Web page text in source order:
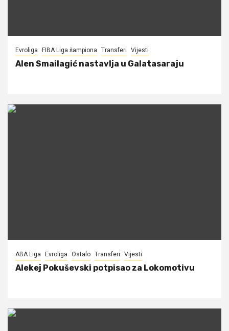
Evroliga FIBA Liga šampiona Transferi Vijesti
Alen Smailagić nastavlja u Galatasaraju
ABA Liga Evroliga Ostalo Transferi Vijesti
Alekej Pokuševski potpisao za Lokomotivu